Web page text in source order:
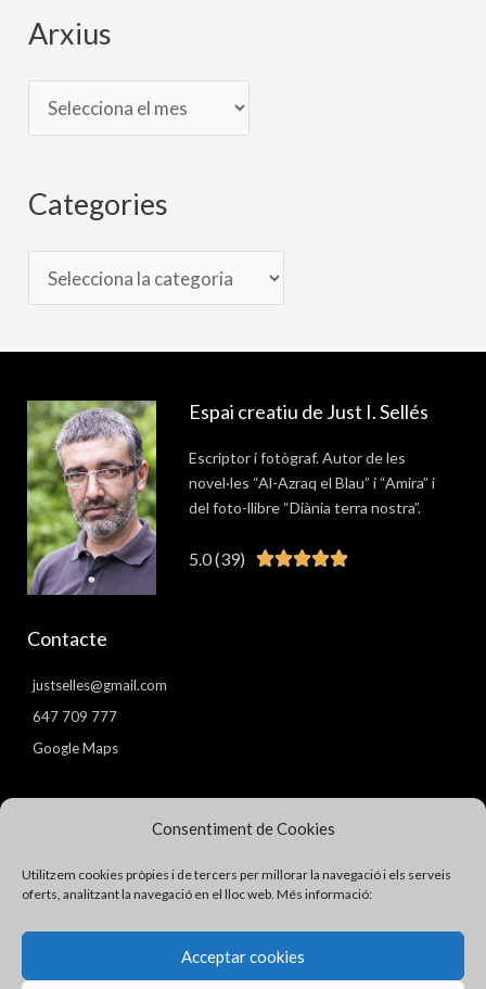
Consentiment de Cookies
Utilitzem cookies pròpies i de tercers per millorar la navegació i els serveis
oferts, analitzant la navegació en el lloc web. Més informació:
Acceptar cookies
Arxius
Categories
Espai creatiu de Just I. Sellés
Escriptor i fotògraf. Autor de les
novel·les “Al-Azraq el Blau” i “Amira” i
del foto-llibre “Diània terra nostra”.
5.0 (39) Valorat
Contacte
justselles@gmail.com
647 709 777
Google Maps
Pàgines
Política de Privacitat